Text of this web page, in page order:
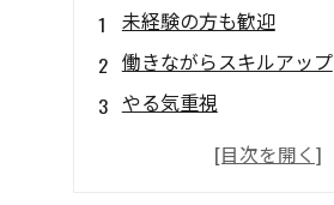
未経験の方も歓迎
働きながらスキルアップ
やる気重視
高収入のチャンス